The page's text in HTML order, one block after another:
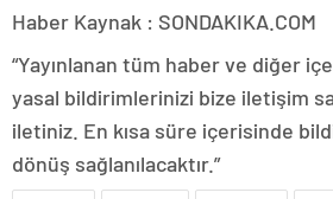
Haber Kaynak : SONDAKIKA.COM
“Yayınlanan tüm haber ve diğer
yasal bildirimlerinizi bize iletişim
iletiniz. En kısa süre içerisinde
dönüş sağlanılacaktır.”